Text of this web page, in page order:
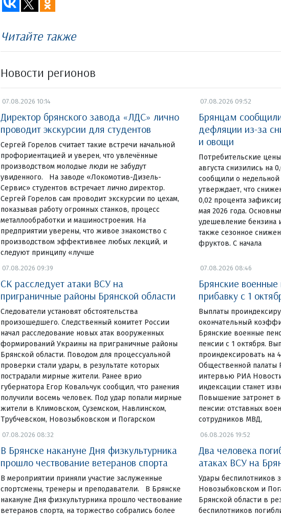
Читайте также
Новости регионов
07.08.2026 10:14
Директор брянского завода «ЛДС» лично
проводит экскурсии для студентов
Сергей Горелов считает такие встречи начальной
профориентацией и уверен, что увлечённые
производством молодые люди не забудут
увиденного. На заводе «Локомотив-Дизель-
Сервис» студентов встречает лично директор.
Сергей Горелов сам проводит экскурсии по цехам,
показывая работу огромных станков, процесс
металлообработки и машиностроения. На
предприятии уверены, что живое знакомство с
производством эффективнее любых лекций, и
следуют принципу «лучше
07.08.2026 09:52
Брянцам
дефляции из-за
и овощи
Потребительские
августа снизились на
сообщили о недельной
утверждает, что
0,02 процента
мая 2026 года.
удешевление бензина
также сезонное
фруктов. С начала
07.08.2026 09:39
СК расследует атаки ВСУ на
приграничные районы Брянской области
Следователи установят обстоятельства
произошедшего. Следственный комитет России
начал расследование новых атак вооруженных
формирований Украины на приграничные районы
Брянской области. Поводом для процессуальной
проверки стали удары, в результате которых
пострадали мирные жители. Ранее врио
губернатора Егор Ковальчук сообщил, что ранения
получили восемь человек. Под удар попали мирные
жители в Климовском, Суземском, Навлинском,
Трубчевском, Новозыбковском и Погарском
07.08.2026 08:46
Брянские
прибавку с 1
Выплаты
окончательный
Брянские военные
пенсии с 1 октября.
проиндексировать на
Общественной
интервью РИА
индексации станет
Повышение затронет
пенсии: отставных
сотрудников МВД,
07.08.2026 08:32
В Брянске накануне Дня физкультурника
прошло чествование ветеранов спорта
В мероприятии приняли участие заслуженные
спортсмены, тренеры и преподаватели. В Брянске
накануне Дня физкультурника прошло чествование
ветеранов спорта, на торжество собрались более
06.08.2026 19:52
Два человека
атаках ВСУ на
Удары беспилотников
Новозыбковском и
Брянской области в
беспилотников